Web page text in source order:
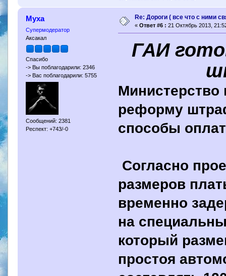
Муха
Супермодератор
Аксакал
Спасибо
-> Вы поблагодарили: 2346
-> Вас поблагодарили: 5755
Сообщений: 2381
Респект: +743/-0
Re: Дороги ( все что с ними
« Ответ #6 : 21 Октябрь 2013,
ГАИ
Министерство
реформу
способы
Согласно
размеров
временно
на
который
простоя